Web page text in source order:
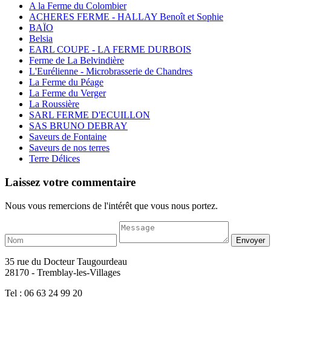
A la Ferme du Colombier
ACHERES FERME - HALLAY Benoît et Sophie
BAÏO
Belsia
EARL COUPE - LA FERME DURBOIS
Ferme de La Belvindière
L'Eurélienne - Microbrasserie de Chandres
La Ferme du Péage
La Ferme du Verger
La Roussière
SARL FERME D'ECUILLON
SAS BRUNO DEBRAY
Saveurs de Fontaine
Saveurs de nos terres
Terre Délices
Laissez votre commentaire
Nous vous remercions de l'intérêt que vous nous portez.
35 rue du Docteur Taugourdeau
28170 - Tremblay-les-Villages
Tel : 06 63 24 99 20